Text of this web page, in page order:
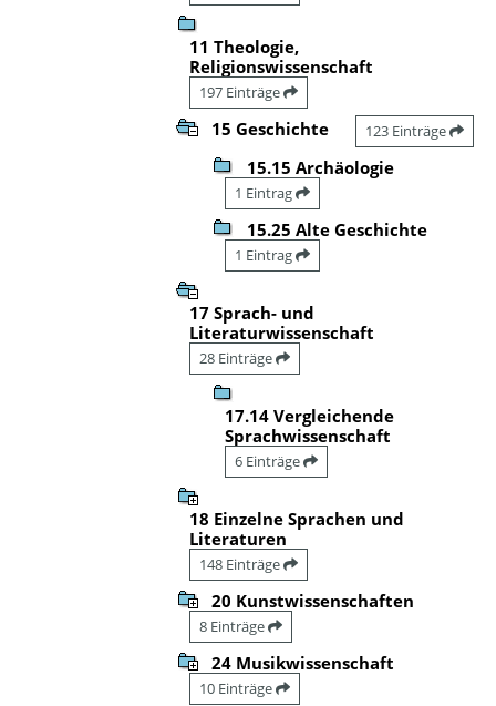
11 Theologie,
Religionswissenschaft
197 Einträge
15 Geschichte 123 Einträge
15.15 Archäologie
1 Eintrag
15.25 Alte Geschichte
1 Eintrag
17 Sprach- und
Literaturwissenschaft
28 Einträge
17.14 Vergleichende
Sprachwissenschaft
6 Einträge
18 Einzelne Sprachen und
Literaturen
148 Einträge
20 Kunstwissenschaften
8 Einträge
24 Musikwissenschaft
10 Einträge